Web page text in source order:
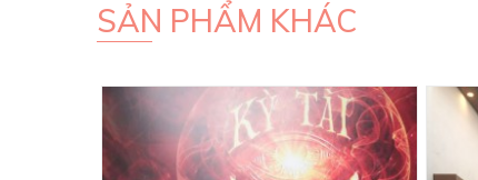
SẢN PHẨM KHÁC